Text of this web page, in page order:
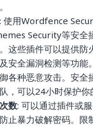
: 使用Wordfence
Security等安全
这些插件可以提供防
安全漏洞检测等功能
各种恶意攻击。安全
，可以24小时保护你
数: 可以通过插件或
止暴力破解密码。限